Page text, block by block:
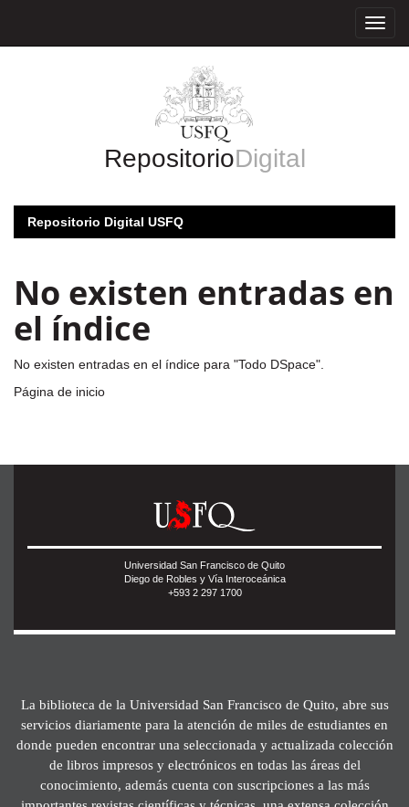
RepositorioDigital
Repositorio Digital USFQ
No existen entradas en
el índice
No existen entradas en el índice para "Todo DSpace".
Página de inicio
Universidad San Francisco de Quito
Diego de Robles y Vía Interoceánica
+593 2 297 1700
La biblioteca de la Universidad San Francisco de Quito, abre sus
servicios diariamente para la atención de miles de estudiantes en
donde pueden encontrar una seleccionada y actualizada colección
de libros impresos y electrónicos en todas las áreas del
conocimiento, además cuenta con suscripciones a las más